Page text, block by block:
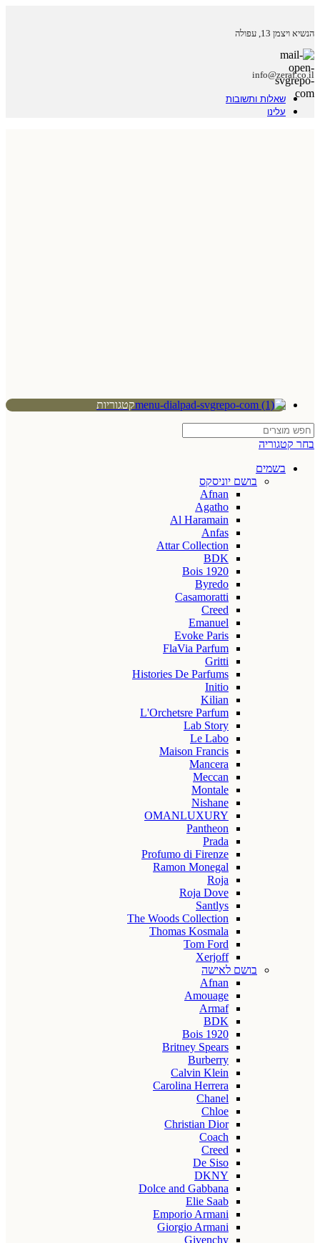
הנשיא ויצמן 13, עפולה
info@zeraf.co.il
שאלות ותשובות
עלינו
קטגוריות
בחר קטגוריה
בשמים
בושם יוניסקס
Afnan
Agatho
Al Haramain
Anfas
Attar Collection
BDK
Bois 1920
Byredo
Casamoratti
Creed
Emanuel
Evoke Paris
FlaVia Parfum
Gritti
Histories De Parfums
Initio
Kilian
L'Orchetsre Parfum
Lab Story
Le Labo
Maison Francis
Mancera
Meccan
Montale
Nishane
OMANLUXURY
Pantheon
Prada
Profumo di Firenze
Ramon Monegal
Roja
Roja Dove
Santlys
The Woods Collection
Thomas Kosmala
Tom Ford
Xerjoff
בושם לאישה
Afnan
Amouage
Armaf
BDK
Bois 1920
Britney Spears
Burberry
Calvin Klein
Carolina Herrera
Chanel
Chloe
Christian Dior
Coach
Creed
De Siso
DKNY
Dolce and Gabbana
Elie Saab
Emporio Armani
Giorgio Armani
Givenchy